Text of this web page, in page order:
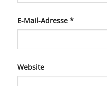
E-Mail-Adresse *
Website